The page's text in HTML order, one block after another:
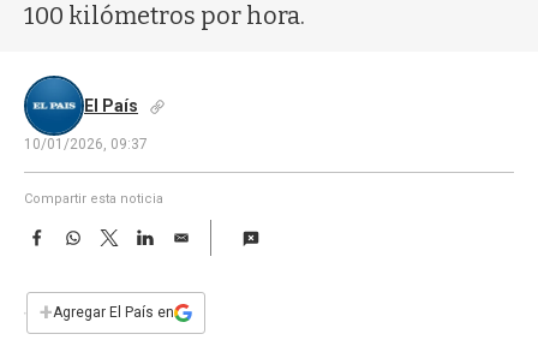
100 kilómetros por hora.
El País
10/01/2026, 09:37
Compartir esta noticia
F
e
b
W
s
T
w
t
L
E
i
l
+Agregar El País en